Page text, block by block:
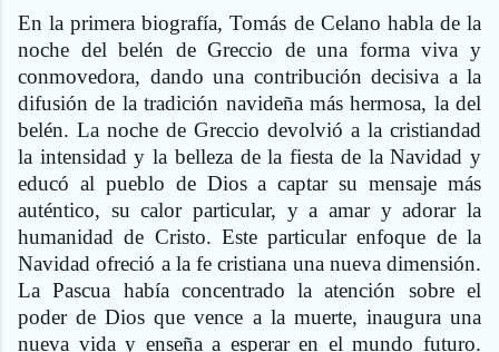
En la primera biografía, Tomás de Celano habla de la
noche del belén de Greccio de una forma viva y
conmovedora, dando una contribución decisiva a la
difusión de la tradición navideña más hermosa, la del
belén. La noche de Greccio devolvió a la cristiandad
la intensidad y la belleza de la fiesta de la Navidad y
educó al pueblo de Dios a captar su mensaje más
auténtico, su calor particular, y a amar y adorar la
humanidad de Cristo. Este particular enfoque de la
Navidad ofreció a la fe cristiana una nueva dimensión.
La Pascua había concentrado la atención sobre el
poder de Dios que vence a la muerte, inaugura una
nueva vida y enseña a esperar en el mundo futuro.